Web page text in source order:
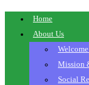
Home
About Us
Mission
Social